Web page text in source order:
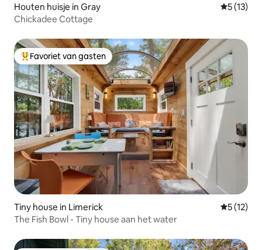
Houten huisje in Gray
5 (13)
Chickadee Cottage
Topfavoriet van gasten
Favoriet van gasten
Tiny house in Limerick
5 (12)
The Fish Bowl - Tiny house aan het water